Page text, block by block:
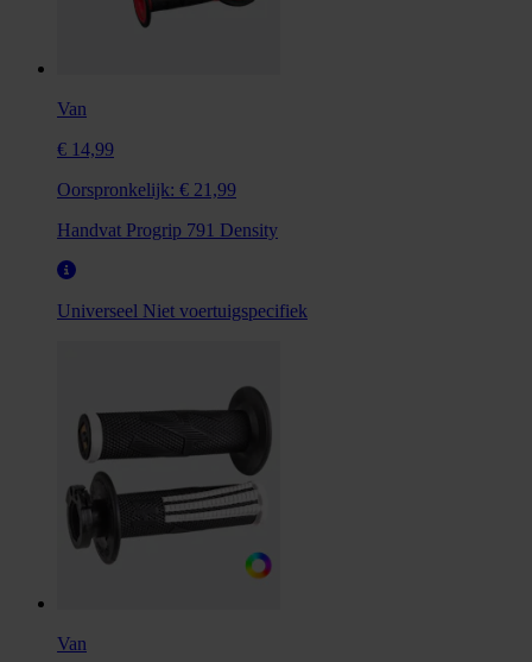
Van
€ 14,99
Oorspronkelijk: € 21,99
Handvat Progrip 791 Density
Universeel Niet voertuigspecifiek
Van